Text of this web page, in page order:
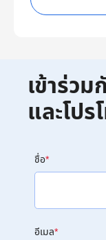
เข้าร่วม
และโป
ชื่อ*
อีเมล*